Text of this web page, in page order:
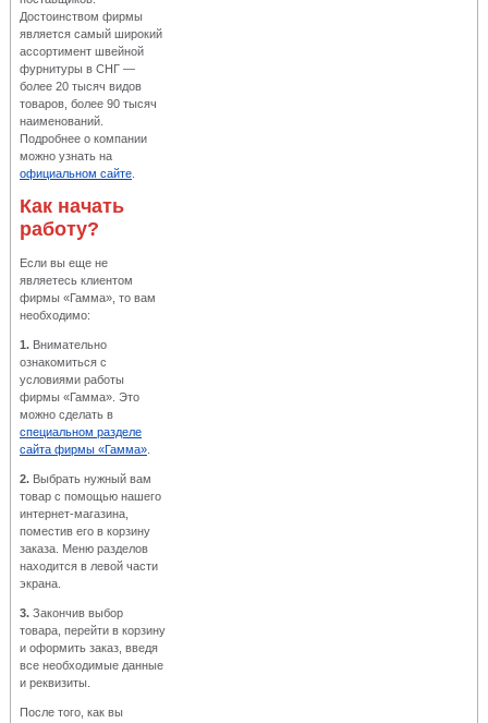
Достоинством фирмы
является самый широкий
ассортимент швейной
фурнитуры в СНГ —
более 20 тысяч видов
товаров, более 90 тысяч
наименований.
Подробнее о компании
можно узнать на
официальном сайте
Как начать
работу?
Если вы еще не
являетесь клиентом
фирмы «Гамма», то вам
необходимо:
1. Внимательно
ознакомиться с
условиями работы
фирмы «Гамма». Это
можно сделать в
специальном разделе
сайта фирмы «Гамма»
2. Выбрать нужный вам
товар с помощью нашего
интернет-магазина,
поместив его в корзину
заказа. Меню разделов
находится в левой части
экрана.
3. Закончив выбор
товара, перейти в корзину
и оформить заказ, введя
все необходимые данные
и реквизиты.
После того, как вы